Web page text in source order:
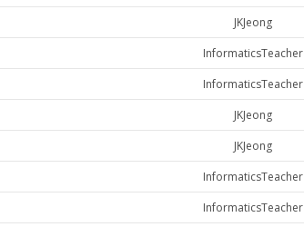
JKJeong
InformaticsTeacher
InformaticsTeacher
JKJeong
JKJeong
InformaticsTeacher
InformaticsTeacher